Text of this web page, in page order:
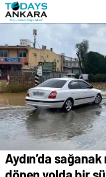
Aydın’da